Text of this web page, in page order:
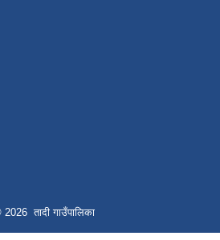
तादी गाउँपालिका